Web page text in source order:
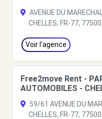
AVENUE DU
CHELLES, FR-77, 77500
Voir l'agence
Free2move Rent -
AUTOMOBILES -
59/61 AVENUE DU
CHELLES, FR-77, 77500